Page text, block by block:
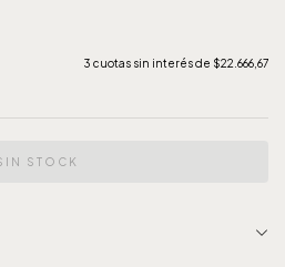
3 cuotas sin interés de $22.666,67